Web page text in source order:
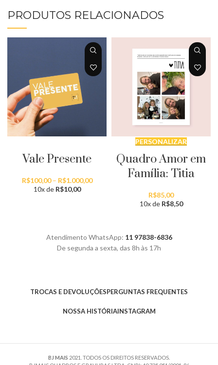
PRODUTOS RELACIONADOS
Vale Presente
R$100,00 – R$1.000,00Faixa
10x de R$10,00
PERSONALIZAR
Quadro Amor em
Família: Titia
R$85,00
10x de R$8,50
Atendimento WhatsApp: 11 97838-6836
De segunda a sexta, das 8h às 17h
TROCAS E DEVOLUÇÕESPERGUNTAS FREQUENTES
NOSSA HISTÓRIAINSTAGRAM
BJ MAIS 2021. TODOS OS DIREITOS RESERVADOS.